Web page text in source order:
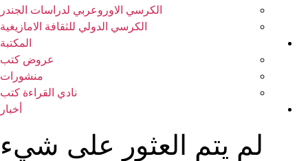
الكرسي الاوروعربي لدراسات الجندر
الكرسي الدولي للثقافة الامازيغية
المكتبة
عروض كتب
منشورات
نادي القراءة كتب
أخبار
لم يتم العثور على شيء